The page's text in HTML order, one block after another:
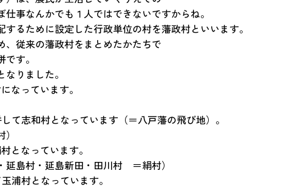
事なんかでも１人ではできないですからね。
るために設定した行政単位の村を藩政村といいます。
従来の藩政村をまとめたかたちで
す。
りました。
なっています。
て志和村となっています（＝八戸藩の飛び地）。
となっています。
島村・延島新田・田川村 ＝絹村）
浦村となっています。